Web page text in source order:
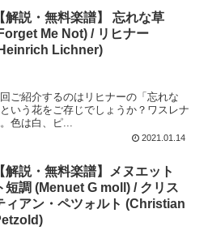
【解説・無料楽譜】 忘れな草
Me Not) / リヒナー
Lichner)
ご紹介するのはリヒナーの「忘れな
いう花をご存じでしょうか？ワスレナ
色は白、ピ...
2021.01.14
【解説・無料楽譜】メヌエット
短調 (Menuet G moll) / クリス
ィアン・ペツォルト (Christian